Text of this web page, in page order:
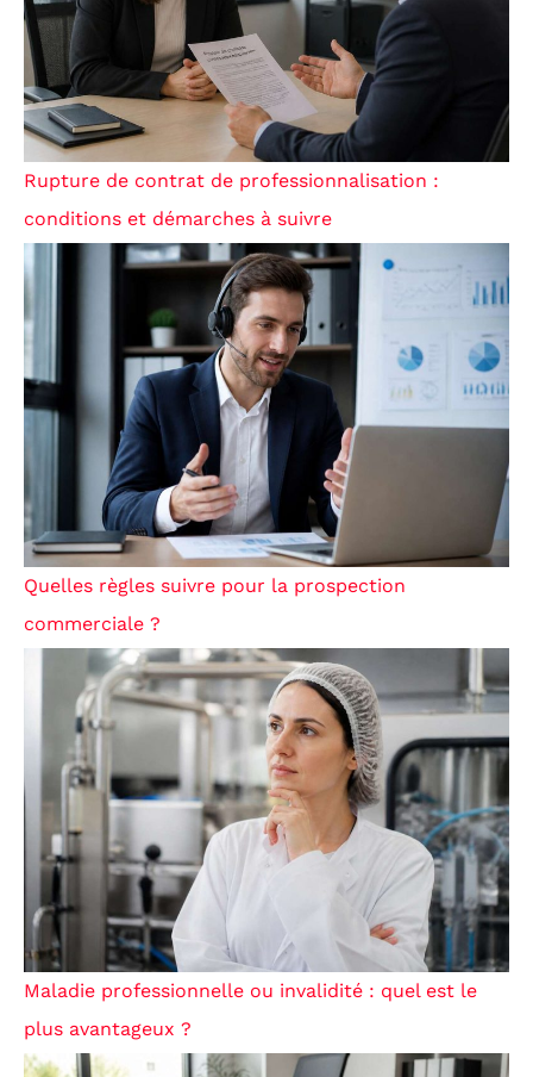
Rupture de contrat de professionnalisation :
conditions et démarches à suivre
Quelles règles suivre pour la prospection
commerciale ?
Maladie professionnelle ou invalidité : quel est le
plus avantageux ?